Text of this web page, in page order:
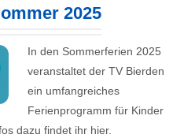
2025
In den Sommerferien 2025
veranstaltet der TV Bierden
ein umfangreiches
Ferienprogramm für Kinder
dazu findet ihr hier.